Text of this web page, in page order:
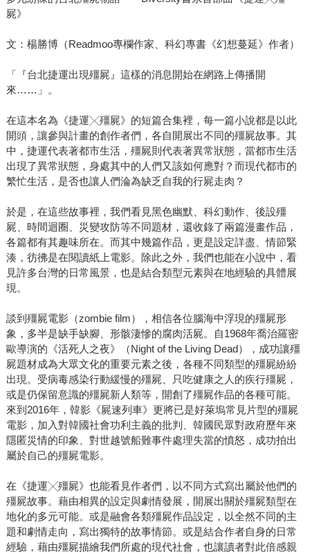
屍》
文：楊勝博（Readmoo專欄作家、科幻專書《幻想蔓延》作者）
「『台北捷運出現殭屍』這樣的消息開始在網路上傳播開
來……」。
在這本名為《捷運╳殭屍》的短篇合集裡，每一篇小說都是以此
開頭，讓參與計畫的創作者們，各自開展出不同的殭屍故事。其
中，捷運代表著都市生活，殭屍則代表著異常狀態，當都市生活
出現了異常狀態，身處其中的人們又該如何應對？而現代都市的
繁忙生活，是否也讓人們淪為缺乏自我的行屍走肉？
於是，在這些故事裡，我們看見黑色幽默、科幻動作、後設殭
屍、時間迴圈、災變攻防等不同題材，還收錄了兩篇漫畫作品，
各篇都有其趣味所在。而其中幾篇作品，更是設定詳盡、情節緊
湊，彷彿是在閱讀紙上電影。除此之外，我們也能在小說中，看
見許多台灣的日常風景，也是結合類型元素與在地經驗的具體展
現。
談到殭屍電影（zombie film），相信各位腦海中浮現的殭屍形
象，多半是缺手缺腳、形骸淒慘的腐肉活屍。自1968年喬治羅密
歐導演的《活死人之夜》（Night of the Living Dead），成功讓殭
屍題材成為大眾文化的重要元素之後，各種不同類型的殭屍紛紛
出現。受病毒感染行動緩慢的殭屍、只吃健康之人的疾行殭屍，
或是仍保留意識的殭屍新人類等，開創了殭屍作品的各種可能。
來到2016年，韓影《屍速列車》更將已是好萊塢常見片型的殭屍
電影，加入對韓國社會功利主義的批判、韓國民眾對政府歷年來
隱匿災情的印象、對世越號船難事件處理失當的憤怒，成功拍出
屬於自己的殭屍電影。
在《捷運╳殭屍》也能看見作者們，以不同方式寫出屬於他們的
殭屍故事。藉由相異的設定與劇情發展，開展出關於殭屍類型在
地化的多元可能。或是融會各類殭屍作品設定，以全然不同的主
題和劇情走向，寫出獨特的故事情節。或是結合作者自身的日常
經驗，藉由殭屍描繪我們所處的現代社會，也讓讀者對此倍感親